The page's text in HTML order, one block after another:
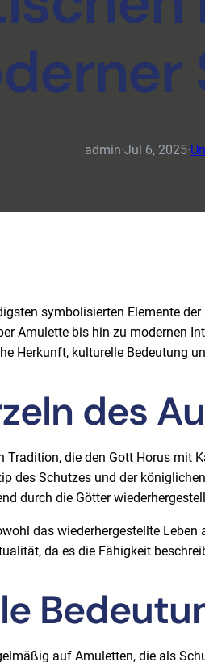
admin·Jul 6, 2025·
symbolisierten Elemente
Amulette bis hin zu modernen
Herkunft, kulturelle Bedeutung
des
die den Gott Horus
des Schutzes und der
durch die Götter
das wiederhergestellte
da es die Fähigkeit
auf Amuletten, die als